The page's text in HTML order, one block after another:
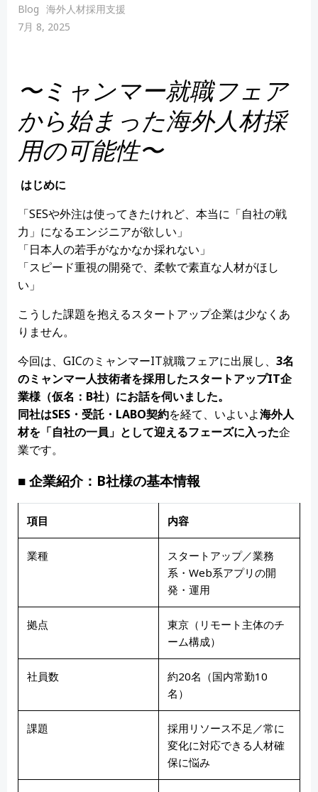
Blog 海外人材採用支援
7月 8, 2025
〜ミャンマー就職フェア
から始まった海外人材採
用の可能性〜
はじめに
「SESや外注は使ってきたけれど、本当に「自社の戦
力」になるエンジニアが欲しい」
「日本人の若手がなかなか採れない」
「スピード重視の開発で、柔軟で素直な人材がほし
い」
こうした課題を抱えるスタートアップ企業は少なくあ
りません。
今回は、GICのミャンマーIT就職フェアに出展し、 3名
のミャンマー人技術者を採用したスタートアップIT企
業様（仮名： B社）にお話を伺いました。
同社はSES ・受託・ LABO契約を経て、いよいよ海外人
材を「自社の一員」 として迎えるフェーズに入った企
業です。
■ 企業紹介： B社様の基本情報
項目 内容
業種
スタートアップ／業務
系・Web系アプリの開
発・運用
拠点
東京（リモート主体のチ
ーム構成）
社員数
約20名（国内常勤10
名）
課題
採用リソース不足／常に
変化に対応できる人材確
保に悩み